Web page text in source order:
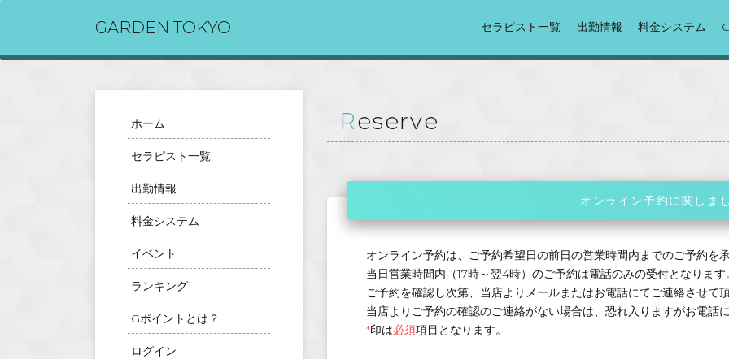
GARDEN TOKYO セラピスト一覧 出勤情報 料金システム
Reserve
オンライン予約に関しま
オンライン予約は、ご予約希望日の前日の営業時間内までのご予約を
当日営業時間内（17時～翌4時）のご予約は電話のみの受付となります
ご予約を確認し次第、当店よりメールまたはお電話にてご連絡させて
当店よりご予約の確認のご連絡がない場合は、恐れ入りますがお電話
*印は必須項目となります。
ホーム
セラピスト一覧
出勤情報
料金システム
イベント
ランキング
Gポイントとは？
ログイン